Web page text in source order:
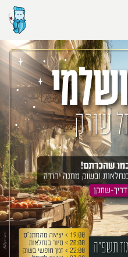
הפרופיל שלי
התנתק